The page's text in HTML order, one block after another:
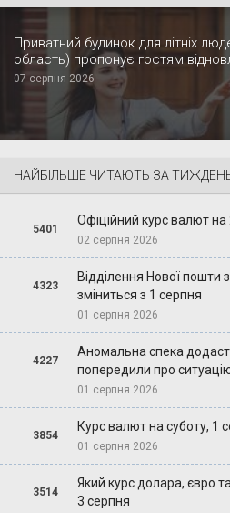
Приватний будинок для літніх
область) пропонує гостям
07 серпня 2026
НАЙБІЛЬШЕ ЧИТАЮТЬ ЗА
5401
Офіційний курс валют
02 серпня 2026
4323
Відділення Нової
зміниться з 1 серпня
01 серпня 2026
4227
Аномальна спека
попередили про ситуацію
01 серпня 2026
3854
Курс валют на суботу, 1
01 серпня 2026
3514
Який курс долара, євро
3 серпня